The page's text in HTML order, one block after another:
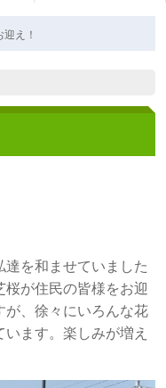
え！
を和ませていました
が住民の皆様をお迎
が、徐々にいろんな花
ます。楽しみが増え